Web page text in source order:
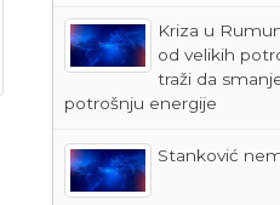
Kriza u Rumuniji: Vlada
od velikih
traži da
potrošnju energije
Stanković